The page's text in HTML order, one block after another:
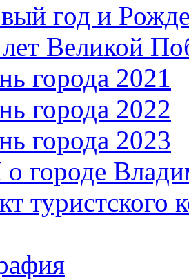
год и
Великой
города 2021
города 2022
города 2023
городе
туристского